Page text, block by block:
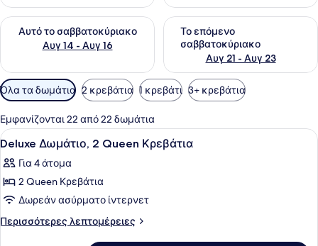
Αυτό το σαββατοκύριακο
Αυγ 14 - Αυγ 16
Έλεγχος διαθεσιμότητας για αυτό το σαββατοκύριακο Αυγ
Το επόμενο
σαββατοκύριακο
Αυγ 21 - Αυγ 23
Έλεγχος διαθεσιμότητας
Διαθέσιμα
φίλτρα
για
τα
δωμάτια
Όλα τα δωμάτια 2 κρεβάτια 1 κρεβάτι 3+ κρεβάτια
Εμφανίζονται 22 από 22 δωμάτια
Προβολή
όλων
των
φωτογραφιών
για
Deluxe
Deluxe Δωμάτιο, 2 Queen
6
Deluxe Δωμάτιο, 2 Queen Κρεβάτια
Για 4 άτομα
2 Queen Κρεβάτια
Δωρεάν ασύρματο ίντερνετ
Περισσότερες λεπτομέρειες
Περισσότερες